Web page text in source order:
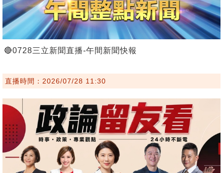
🔴0728三立新聞直播-午間新聞快報
直播時間：2026/07/28 11:30